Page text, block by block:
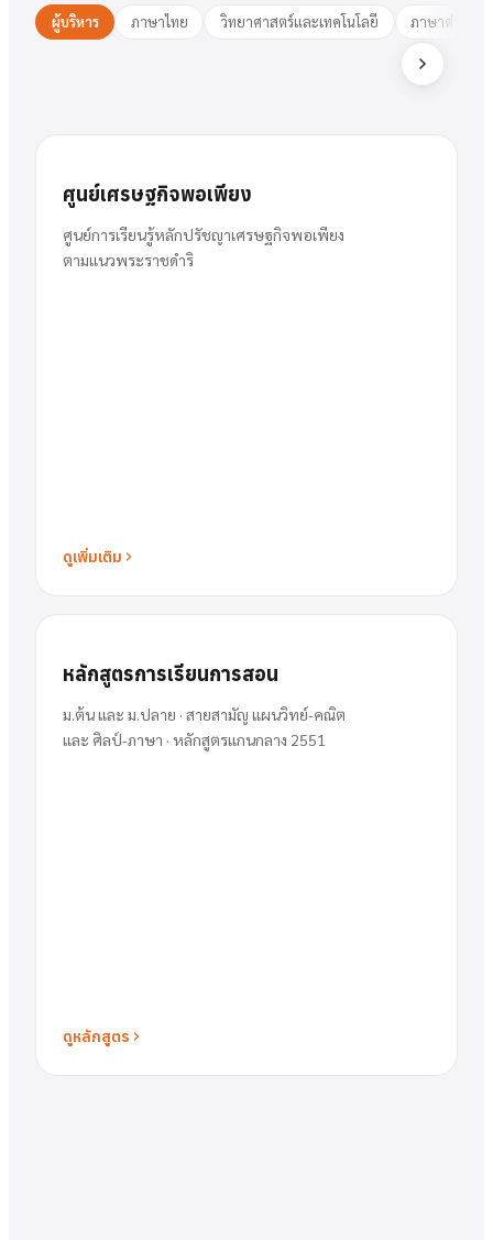
ผู้บริหาร ภาษาไทย วิทยาศาสตร์และเทคโนโลยี ภาษาต่างประ
นายสารัตน์ พวงเงิน
พวงเงิน
ผู้อำนวยการ
นางสาวชมพูนุท ศรีฟ้า
ศูนย์เศรษฐกิจพอเพียง
ศูนย์การเรียนรู้หลักปรัชญาเศรษฐกิจพอเพียง
ตามแนวพระราชดำริ
ดูเพิ่มเติม
หลักสูตรการเรียนการสอน
ม.ต้น และ ม.ปลาย · สายสามัญ แผนวิทย์-คณิต
และ ศิลป์-ภาษา · หลักสูตรแกนกลาง 2551
ดูหลักสูตร